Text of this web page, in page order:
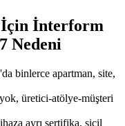
İçin İnterform
Nedeni
binlerce apartman, site,
üretici-atölye-müşteri
ayrı sertifika, sicil